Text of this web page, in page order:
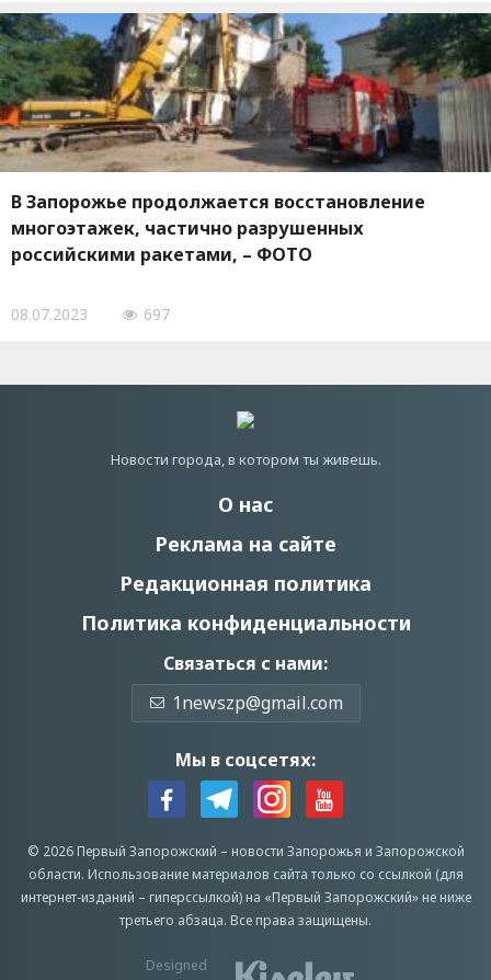
В Запорожье продолжается восстановление
многоэтажек, частично разрушенных
российскими ракетами, – ФОТО
08.07.2023 697
Новости города, в котором ты живешь.
О нас
Реклама на сайте
Редакционная политика
Политика конфиденциальности
Связаться с нами:
1newszp@gmail.com
Мы в соцсетях:
© 2026 Первый Запорожский – новости Запорожья и Запорожской
области. Использование материалов сайта только со ссылкой (для
интернет-изданий – гиперссылкой) на «Первый Запорожский» не ниже
третьего абзаца. Все права защищены.
Designed